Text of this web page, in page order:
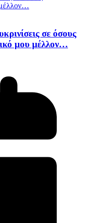
σε όσους
μου μέλλον…